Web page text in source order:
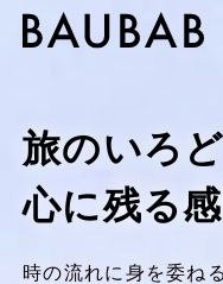
旅のいろ
心に残る
時の流れに身を委ね